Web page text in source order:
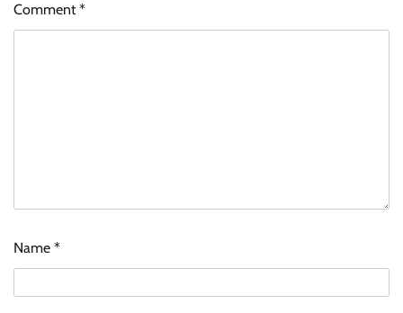
Comment*
Name *